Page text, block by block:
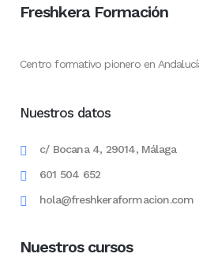
Freshkera Formación
Centro formativo pionero en
Nuestros datos
c/ Bocana 4, 29014, Málaga
601 504 652
hola@freshkeraformacion.com
Nuestros cursos